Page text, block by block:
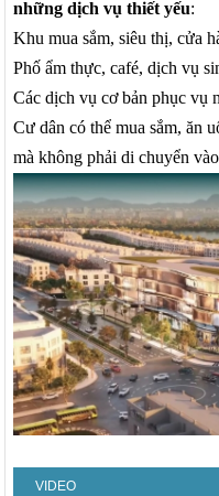
những dịch vụ thiết yếu:
Khu mua sắm, siêu thị, cửa
Phố ẩm thực, café, dịch vụ
Các dịch vụ cơ bản phục vụ
Cư dân có thể mua sắm, ăn
mà không phải di chuyển
VIDEO